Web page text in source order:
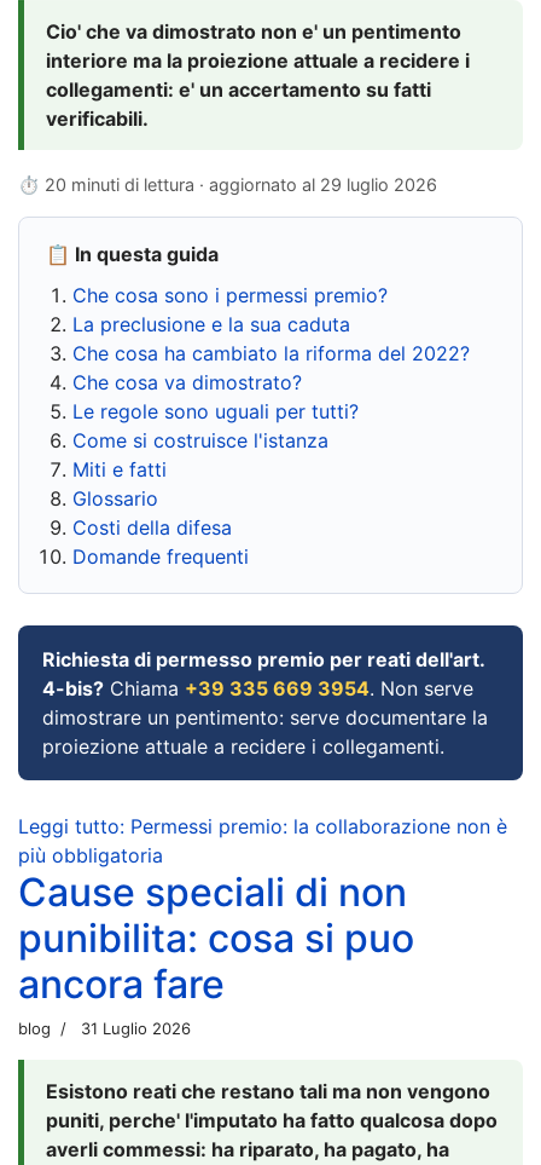
Cio' che va dimostrato non e' un pentimento
interiore ma la proiezione attuale a recidere i
collegamenti: e' un accertamento su fatti
verificabili.
⏱ 20 minuti di lettura · aggiornato al 29 luglio 2026
📋 In questa guida
Che cosa sono i permessi premio?
La preclusione e la sua caduta
Che cosa ha cambiato la riforma del 2022?
Che cosa va dimostrato?
Le regole sono uguali per tutti?
Come si costruisce l'istanza
Miti e fatti
Glossario
Costi della difesa
Domande frequenti
Richiesta di permesso premio per reati dell'art.
4-bis? Chiama +39 335 669 3954. Non serve
dimostrare un pentimento: serve documentare la
proiezione attuale a recidere i collegamenti.
Leggi tutto: Permessi premio: la collaborazione non è
più obbligatoria
Cause speciali di non
punibilita: cosa si puo
ancora fare
blog 31 Luglio 2026
Esistono reati che restano tali ma non vengono
puniti, perche' l'imputato ha fatto qualcosa dopo
averli commessi: ha riparato, ha pagato, ha